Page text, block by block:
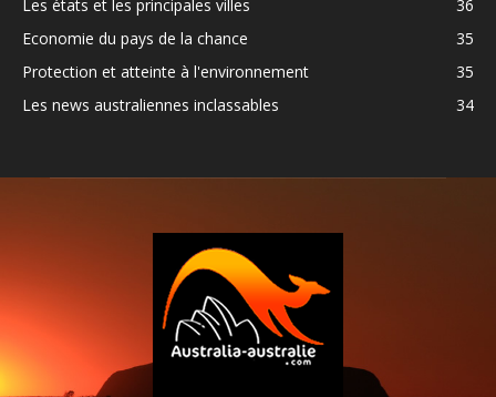
Les états et les principales villes
36
Economie du pays de la chance
35
Protection et atteinte à l'environnement
35
Les news australiennes inclassables
34